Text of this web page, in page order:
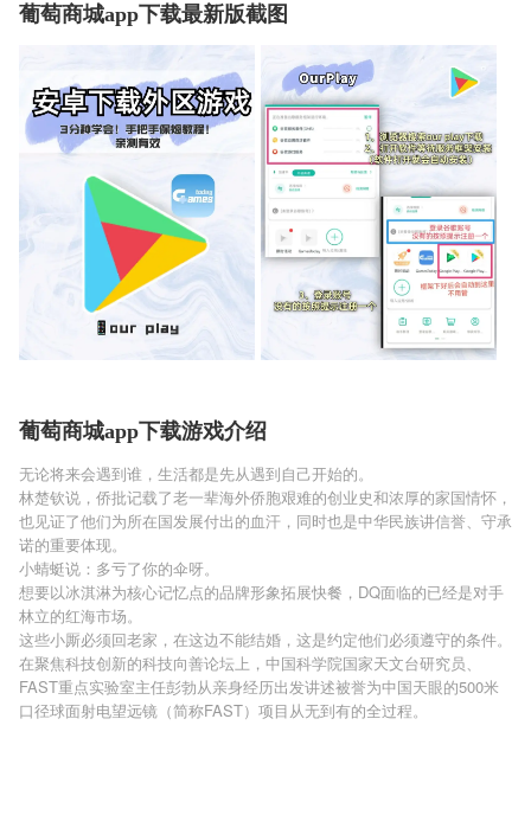
葡萄商城app下载最新版截图
葡萄商城app下载游戏介绍
无论将来会遇到谁，生活都是先从遇到自己开始的。
林楚钦说，侨批记载了老一辈海外侨胞艰难的创业史和浓厚的家国情怀，
也见证了他们为所在国发展付出的血汗，同时也是中华民族讲信誉、守承
诺的重要体现。
小蜻蜓说：多亏了你的伞呀。
想要以冰淇淋为核心记忆点的品牌形象拓展快餐，DQ面临的已经是对手
林立的红海市场。
这些小厮必须回老家，在这边不能结婚，这是约定他们必须遵守的条件。
在聚焦科技创新的科技向善论坛上，中国科学院国家天文台研究员、
FAST重点实验室主任彭勃从亲身经历出发讲述被誉为中国天眼的500米
口径球面射电望远镜（简称FAST）项目从无到有的全过程。